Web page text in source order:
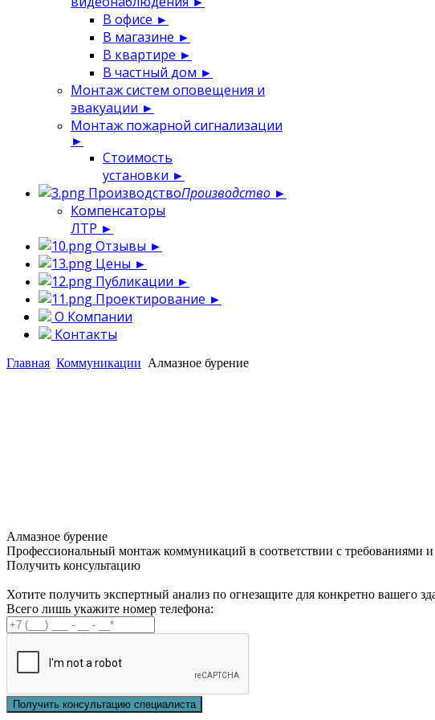
В офисе ►
В магазине ►
В квартире ►
В частный дом ►
Монтаж систем оповещения и
эвакуации ►
Монтаж пожарной сигнализации
►
Стоимость
установки ►
ПроизводствоПроизводство ►
Компенсаторы
ЛТР ►
Отзывы ►
Цены ►
Публикации ►
Проектирование ►
О Компании
Контакты
Главная Коммуникации Алмазное бурение
Алмазное бурение
Профессиональный монтаж коммуникаций в соответствии с требованиями
Получить консультацию
Хотите получить экспертный анализ по огнезащите для конкретно вашего
Всего лишь укажите номер телефона:
Получить консультацию специалиста